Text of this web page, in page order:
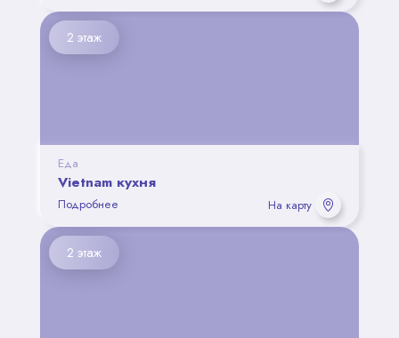
2 этаж
Еда
Vietnam кухня
Подробнее На карту
2 этаж